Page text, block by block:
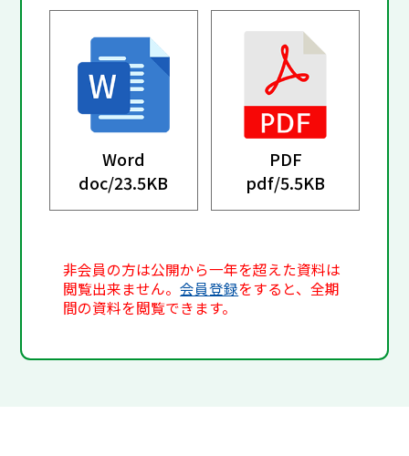
Word
doc/23.5KB
PDF
pdf/5.5KB
非会員の方は公開から一年を超えた資料は
閲覧出来ません。会員登録をすると、全期
間の資料を閲覧できます。